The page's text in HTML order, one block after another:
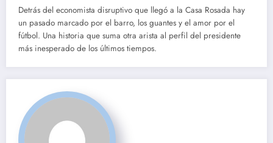
Detrás del economista disruptivo que llegó a la Casa Rosada hay
un pasado marcado por el barro, los guantes y el amor por el
fútbol. Una historia que suma otra arista al perfil del presidente
más inesperado de los últimos tiempos.